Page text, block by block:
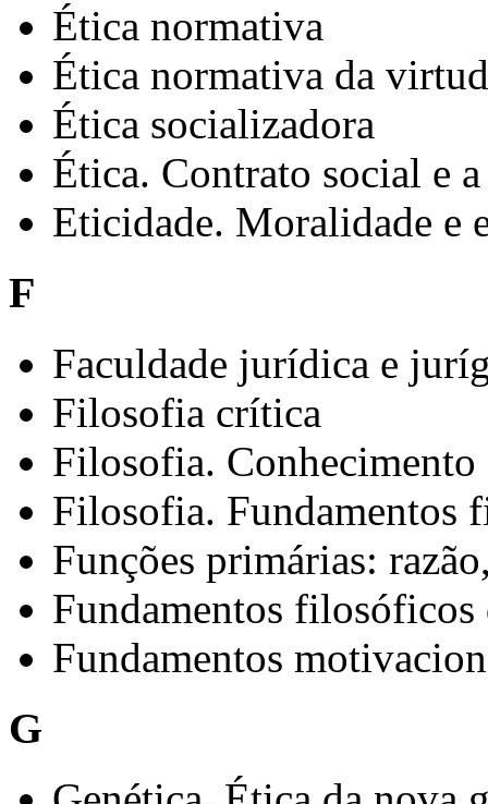
Ética normativa
Ética normativa da
Ética socializadora
Ética. Contrato social e
Eticidade. Moralidade e
F
Faculdade jurídica e
Filosofia crítica
Filosofia.
Filosofia. Fundamentos
Funções primárias:
Fundamentos filosóficos
Fundamentos
G